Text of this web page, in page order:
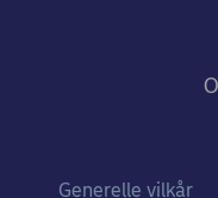
Nordea i tall
Generelle vilkår